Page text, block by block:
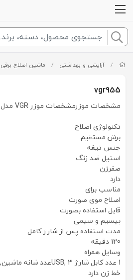
/ آرایشی و بهداشتی / ماشین اصلاح برقی
vgr955
مشخصات موزرمشخصات موزر VGR مدل
تکنولوژی اصلاح
برش مستقیم
جنس تیغه
استيل ضد زنگ
صفرزن
دارد
مناسب برای
اصلاح موی صورت
قابل استفاده بصورت
بیسیم و سیمی
مدت استفاده پس از شارژ کامل
120 دقیقه
وسایل همراه
1 عدد کابل شارژ USB, 3عدد شانه ماشین, 1 عدد
خط زن دارد